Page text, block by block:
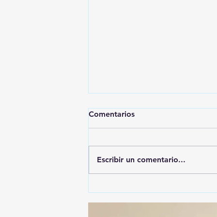
🚨🚔 CAPTURAN EN PUEBLA
A PRESUNTO
Comentarios
Escribir un comentario...